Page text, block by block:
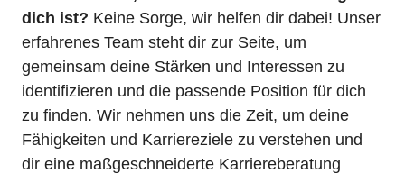
dich ist? Keine Sorge, wir helfen dir dabei! Unser
erfahrenes Team steht dir zur Seite, um
gemeinsam deine Stärken und Interessen zu
identifizieren und die passende Position für dich
zu finden. Wir nehmen uns die Zeit, um deine
Fähigkeiten und Karriereziele zu verstehen und
dir eine maßgeschneiderte Karriereberatung